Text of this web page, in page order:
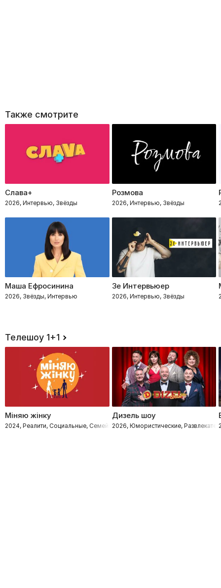
Также смотрите
Слава+
2026, Интервью, Звёзды
Розмова
2026, Интервью, Звёзды
Маша Ефросинина
2026, Звёзды, Интервью
Зе Интервьюер
2026, Интервью, Звёзды
Телешоу 1+1
Міняю жінку
2024, Реалити, Социальные, Семейные
Дизель шоу
2026, Юмористические,